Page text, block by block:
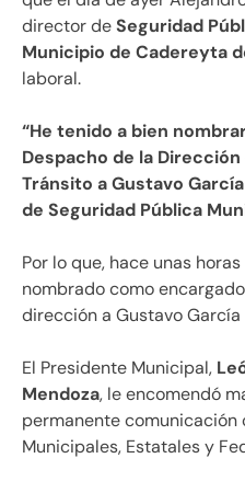
director deSeguridad
Municipio de Cadereyta
laboral.
“He tenido a bien
Despacho de la
Tránsito a Gustavo
de Seguridad Pública
Por lo que, hace unas
nombrado como
dirección a Gustavo García
El Presidente Municipal,
Mendoza, le encomendó
permanente comunicación
Municipales, Estatales y